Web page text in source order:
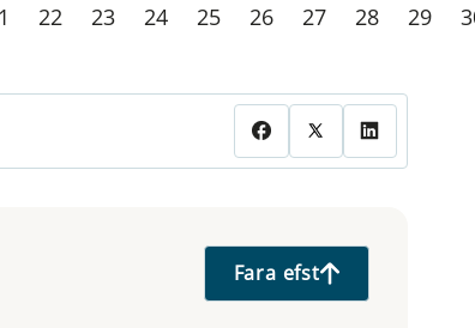
22 23 24 25 26 27 28 29
Fara efst